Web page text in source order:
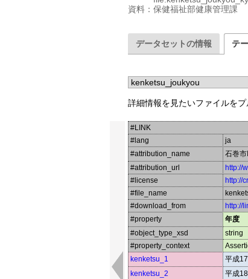
データセットの情報 テ
詳細情報を見たいファイルを
#LINK
#lang
ja
#attribution_name
石巻
#attribution_url
http://
#license
http://
#file_name
#download_from
http://
#property
年度
#object_type_xsd
string
#property_context
kenketsu_1
平成
kenketsu_2
平成